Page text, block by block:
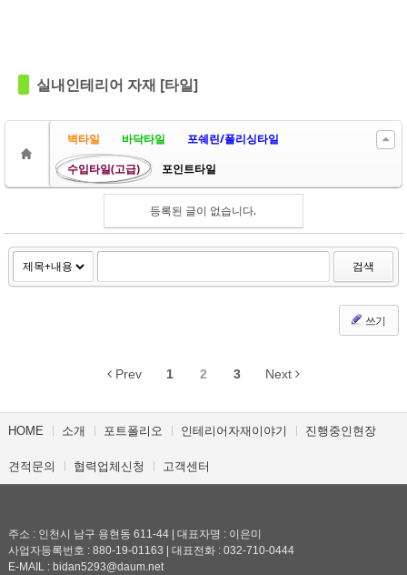
실내인테리어 자재 [타일]
벽타일 바닥타일
포쉐린/폴리싱타일
수입타일(고급)
포인트타일
등록된 글이 없습니다.
검색
쓰기
Prev 1 2 3 Next
HOME 소개 포트폴리오 인테리어자재이야기 진행중인현장
견적문의 협력업체신청 고객센터
주소 : 인천시 남구 용현동 611-44 | 대표자명 : 이은미
사업자등록번호 : 880-19-01163 | 대표전화 : 032-710-0444
E-MAIL : bidan5293@daum.net